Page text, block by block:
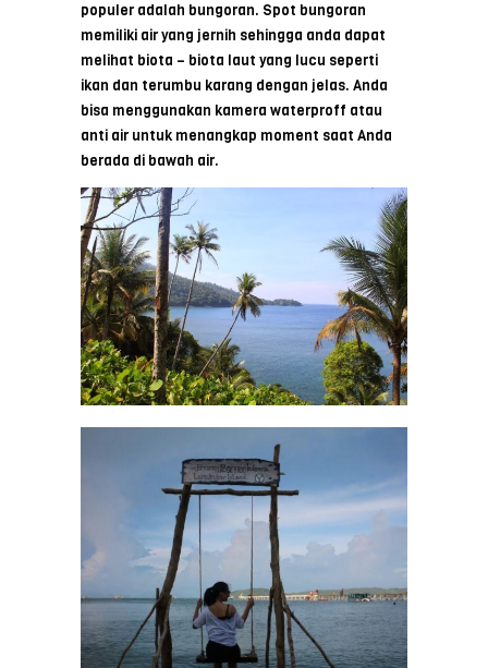
populer adalah bungoran. Spot bungoran
memiliki air yang jernih sehingga anda dapat
melihat biota – biota laut yang lucu seperti
ikan dan terumbu karang dengan jelas. Anda
bisa menggunakan kamera waterproff atau
anti air untuk menangkap moment saat Anda
berada di bawah air.